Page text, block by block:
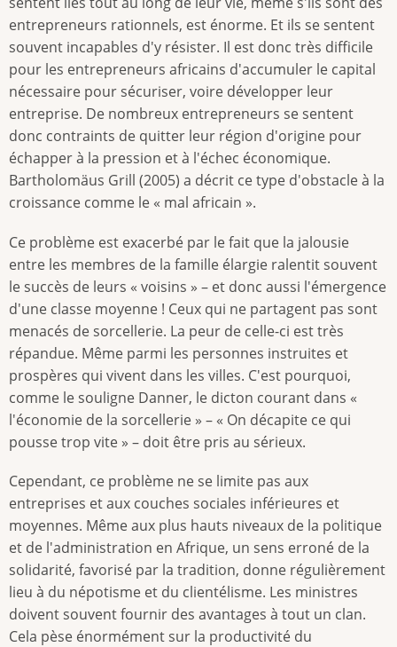
entrepreneurs rationnels, est énorme. Et ils se sentent
souvent incapables d'y résister. Il est donc très difficile
pour les entrepreneurs africains d'accumuler le capital
nécessaire pour sécuriser, voire développer leur
entreprise. De nombreux entrepreneurs se sentent
donc contraints de quitter leur région d'origine pour
échapper à la pression et à l'échec économique.
Bartholomäus Grill (2005) a décrit ce type d'obstacle à la
croissance comme le « mal africain ».
Ce problème est exacerbé par le fait que la jalousie
entre les membres de la famille élargie ralentit souvent
le succès de leurs « voisins » – et donc aussi l'émergence
d'une classe moyenne ! Ceux qui ne partagent pas sont
menacés de sorcellerie. La peur de celle-ci est très
répandue. Même parmi les personnes instruites et
prospères qui vivent dans les villes. C'est pourquoi,
comme le souligne Danner, le dicton courant dans «
l'économie de la sorcellerie » – « On décapite ce qui
pousse trop vite » – doit être pris au sérieux.
Cependant, ce problème ne se limite pas aux
entreprises et aux couches sociales inférieures et
moyennes. Même aux plus hauts niveaux de la politique
et de l'administration en Afrique, un sens erroné de la
solidarité, favorisé par la tradition, donne régulièrement
lieu à du népotisme et du clientélisme. Les ministres
doivent souvent fournir des avantages à tout un clan.
Cela pèse énormément sur la productivité du